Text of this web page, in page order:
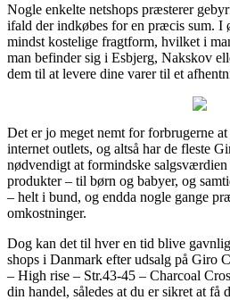
Nogle enkelte netshops præsterer
ifald der indkøbes for en præcis sum. I
mindst kostelige fragtform, hvilket i
man befinder sig i Esbjerg, Nakskov
dem til at levere dine varer til et
Det er jo meget nemt for forbrugerne
internet outlets, og altså har de fleste
nødvendigt at formindske salgsværdien
produkter – til børn og babyer, og
– helt i bund, og endda nogle gange
omkostninger.
Dog kan det til hver en tid blive
shops i Danmark efter udsalg på Giro
– High rise – Str.43-45 – Charcoal
din handel, således at du er sikret at få